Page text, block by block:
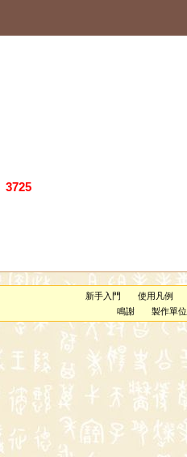
3725
新手入門 使用凡例
鳴謝
製作單位